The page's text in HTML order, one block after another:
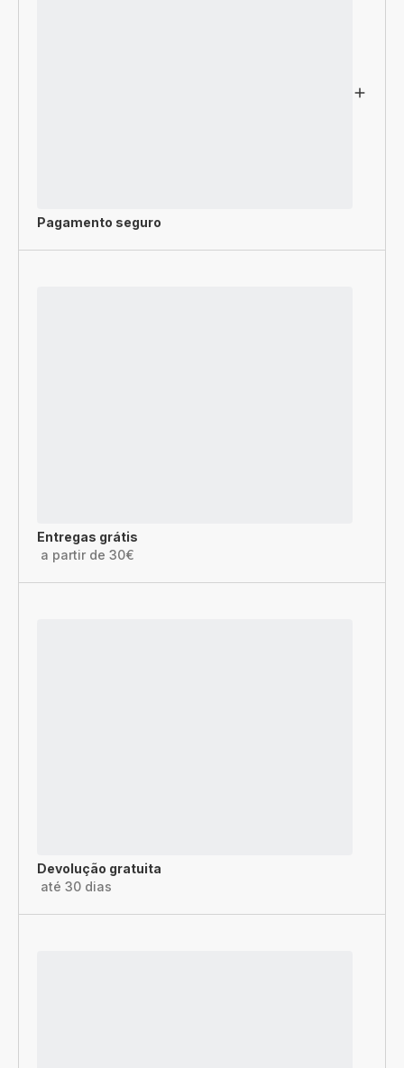
Pagamento seguro
Entregas grátis
a partir de 30€
Devolução gratuita
até 30 dias